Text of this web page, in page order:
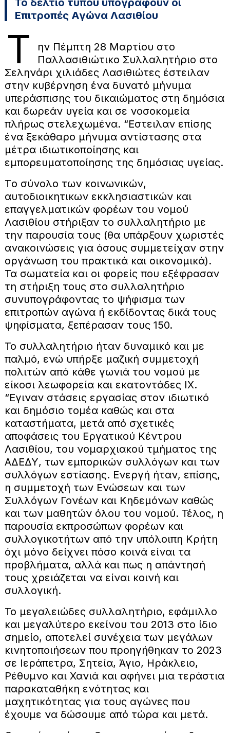
Επιτροπές Αγώνα Λασιθίου
Τ
ην Πέμπτη 28 Μαρτίου στο
Παλλασιθιώτικο Συλλαλητήριο στο
Σεληνάρι χιλιάδες Λασιθιώτες έστειλαν
στην κυβέρνηση ένα δυνατό μήνυμα
υπεράσπισης του δικαιώματος στη δημόσια
και δωρεάν υγεία και σε νοσοκομεία
πλήρως στελεχωμένα. “Εστειλαν επίσης
ένα ξεκάθαρο μήνυμα αντίστασης στα
μέτρα ιδιωτικοποίησης και
εμπορευματοποίησης της δημόσιας υγείας.
Τo σύνολο των κοινωνικών,
αυτοδιοικητικων εκκλησιαστικών και
επαγγελματικών φορέων του νομού
Λασιθίου στήριξαν το συλλαλητήριο με
την παρουσία τους (θα υπάρξουν χωριστές
ανακοινώσεις για όσους συμμετείχαν στην
οργάνωση του πρακτικά και οικονομικά).
Τα σωματεία και οι φορείς που εξέφρασαν
τη στήριξη τους στο συλλαλητήριο
συνυπογράφοντας το ψήφισμα των
επιτροπών αγώνα ή εκδίδοντας δικά τους
ψηφίσματα, ξεπέρασαν τους 150.
Το συλλαλητήριο ήταν δυναμικό και με
παλμό, ενώ υπήρξε μαζική συμμετοχή
πολιτών από κάθε γωνιά του νομού με
είκοσι λεωφορεία και εκατοντάδες ΙΧ.
“Εγιναν στάσεις εργασίας στον ιδιωτικό
και δημόσιο τομέα καθώς και στα
καταστήματα, μετά από σχετικές
αποφάσεις του Εργατικού Κέντρου
Λασιθίου, του νομαρχιακού τμήματος της
ΑΔΕΔΥ, των εμπορικών συλλόγων και των
συλλόγων εστίασης. Ενεργή ήταν, επίσης,
η συμμετοχή των Ενώσεων και των
Συλλόγων Γονέων και Κηδεμόνων καθώς
και των μαθητών όλου του νομού. Τέλος, η
παρουσία εκπροσώπων φορέων και
συλλογικοτήτων από την υπόλοιπη Κρήτη
όχι μόνο δείχνει πόσο κοινά είναι τα
προβλήματα, αλλά και πως η απάντησή
τους χρειάζεται να είναι κοινή και
συλλογική.
Το μεγαλειώδες συλλαλητήριο, εφάμιλλο
και μεγαλύτερο εκείνου του 2013 στο ίδιο
σημείο, αποτελεί συνέχεια των μεγάλων
κινητοποιήσεων που προηγήθηκαν το 2023
σε Ιεράπετρα, Σητεία, Άγιο, Ηράκλειο,
Ρέθυμνο και Χανιά και αφήνει μια τεράστια
παρακαταθήκη ενότητας και
μαχητικότητας για τους αγώνες που
έχουμε να δώσουμε από τώρα και μετά.